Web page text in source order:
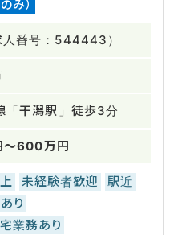
み）
人番号：544443）
「干潟駅」徒歩3分
600万円
未経験者歓迎
駅近
り
業務あり